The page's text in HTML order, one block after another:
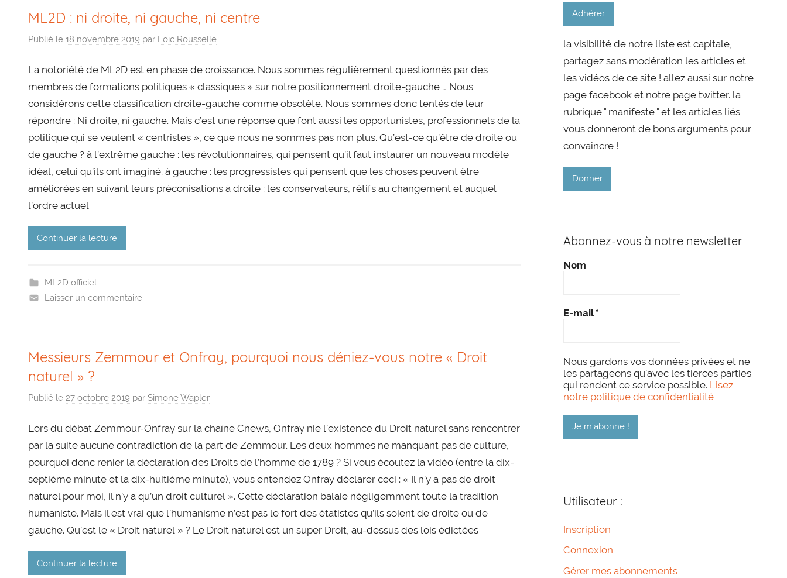
ML2D : ni droite, ni gauche, ni centre
Publié le 18 novembre 2019 par Loïc Rousselle
La notoriété de ML2D est en phase de croissance. Nous sommes régulièrement questionnés par des
membres de formations politiques « classiques » sur notre positionnement droite-gauche … Nous
considérons cette classification droite-gauche comme obsolète. Nous sommes donc tentés de leur
répondre : Ni droite, ni gauche. Mais c’est une réponse que font aussi les opportunistes, professionnels de la
politique qui se veulent « centristes », ce que nous ne sommes pas non plus. Qu’est-ce qu’être de droite ou
de gauche ? à l’extrême gauche : les révolutionnaires, qui pensent qu’il faut instaurer un nouveau modèle
idéal, celui qu’ils ont imaginé. à gauche : les progressistes qui pensent que les choses peuvent être
améliorées en suivant leurs préconisations à droite : les conservateurs, rétifs au changement et auquel
l’ordre actuel
Continuer la lecture
ML2D officiel
Laisser un commentaire
Messieurs Zemmour et Onfray, pourquoi nous déniez-vous notre « Droit
naturel » ?
Publié le 27 octobre 2019 par Simone Wapler
Lors du débat Zemmour-Onfray sur la chaîne Cnews, Onfray nie l’existence du Droit naturel sans rencontrer
par la suite aucune contradiction de la part de Zemmour. Les deux hommes ne manquant pas de culture,
pourquoi donc renier la déclaration des Droits de l’homme de 1789 ? Si vous écoutez la vidéo (entre la dix-
septième minute et la dix-huitième minute), vous entendez Onfray déclarer ceci : « Il n’y a pas de droit
naturel pour moi, il n’y a qu’un droit culturel ». Cette déclaration balaie négligemment toute la tradition
humaniste. Mais il est vrai que l’humanisme n’est pas le fort des étatistes qu’ils soient de droite ou de
gauche. Qu’est le « Droit naturel » ? Le Droit naturel est un super Droit, au-dessus des lois édictées
Continuer la lecture
Adhérer
la visibilité de notre liste est capitale,
partagez sans modération les articles et
les vidéos de ce site ! allez aussi sur notre
page facebook et notre page twitter. la
rubrique " manifeste " et les articles liés
vous donneront de bons arguments pour
convaincre !
Donner
Abonnez-vous à notre newsletter
Nom
E-mail*
Nous gardons vos données privées et ne
les partageons qu’avec les tierces parties
qui rendent ce service possible. Lisez
notre politique de confidentialité
Utilisateur :
Inscription
Connexion
Gérer mes abonnements